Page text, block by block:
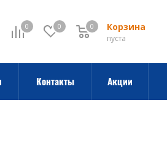
0 0 Корзина
0
пуста
0
Контакты Акции